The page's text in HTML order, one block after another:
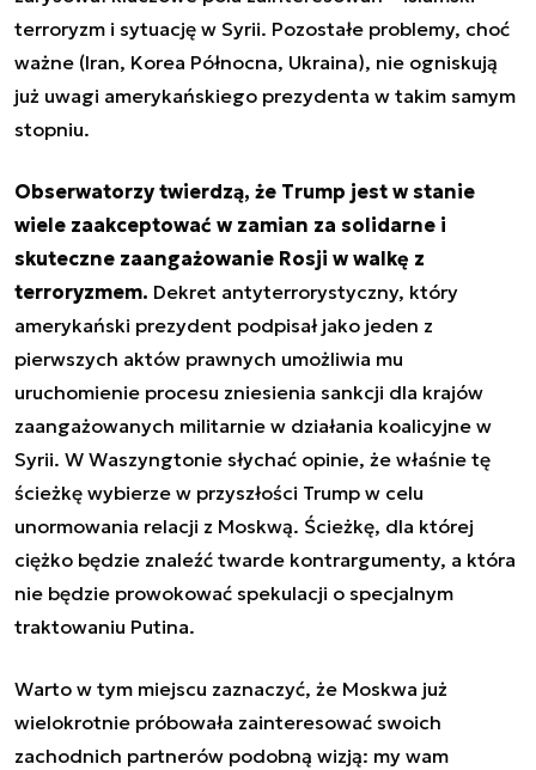
terroryzm i sytuację w Syrii. Pozostałe problemy, choć
ważne (Iran, Korea Północna, Ukraina), nie ogniskują
już uwagi amerykańskiego prezydenta w takim samym
stopniu.
Obserwatorzy twierdzą, że Trump jest w stanie
wiele zaakceptować w zamian za solidarne i
skuteczne zaangażowanie Rosji w walkę z
terroryzmem. Dekret antyterrorystyczny, który
amerykański prezydent podpisał jako jeden z
pierwszych aktów prawnych umożliwia mu
uruchomienie procesu zniesienia sankcji dla krajów
zaangażowanych militarnie w działania koalicyjne w
Syrii. W Waszyngtonie słychać opinie, że właśnie tę
ścieżkę wybierze w przyszłości Trump w celu
unormowania relacji z Moskwą. Ścieżkę, dla której
ciężko będzie znaleźć twarde kontrargumenty, a która
nie będzie prowokować spekulacji o specjalnym
traktowaniu Putina.
Warto w tym miejscu zaznaczyć, że Moskwa już
wielokrotnie próbowała zainteresować swoich
zachodnich partnerów podobną wizją: my wam